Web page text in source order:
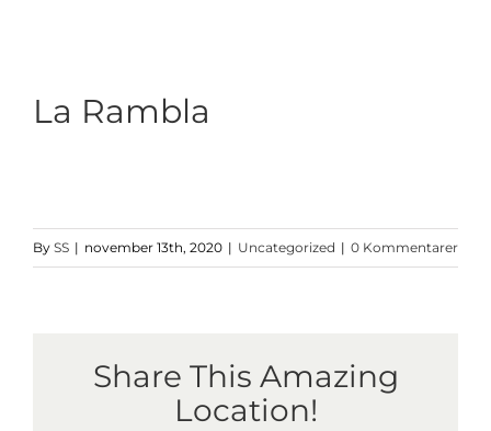
La Rambla
By SS | november 13th, 2020 | Uncategorized | 0 Kommentarer
Share This Amazing
Location!